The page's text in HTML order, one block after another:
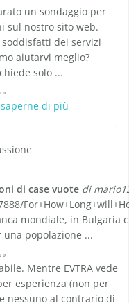
un sondaggio per
sul nostro sito web.
soddisfatti dei servizi
aiutarvi meglio?
solo ...
saperne di più
di case vuote di
mondiale, in Bulgaria
popolazione ...
Mentre EVTRA vede
esperienza (non per
nessuno al contrario di